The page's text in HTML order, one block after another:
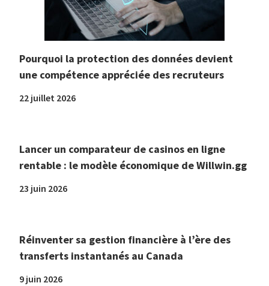
Pourquoi la protection des données devient
une compétence appréciée des recruteurs
22 juillet 2026
Lancer un comparateur de casinos en ligne
rentable : le modèle économique de Willwin.gg
23 juin 2026
Réinventer sa gestion financière à l’ère des
transferts instantanés au Canada
9 juin 2026